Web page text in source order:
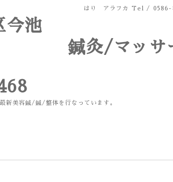
はり アラフカ Tel / 0586-
区今池
サ
心・安全な、最新美容鍼/鍼/整体を行なって